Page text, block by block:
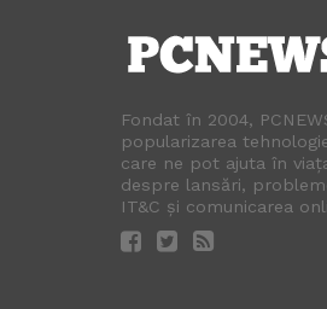
Fondat în 2004,
popularizarea
care ne pot ajuta în
despre lansări,
IT&C și comunicarea